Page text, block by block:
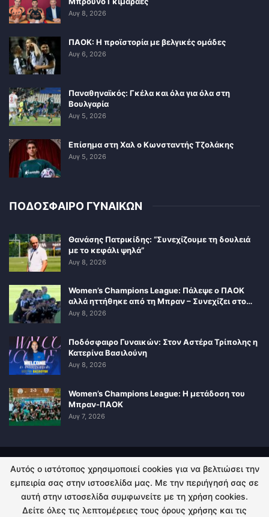
Αυγ 8, 2026
ΠΑΟΚ: Η προϊστορία με βελγικές ομάδες
Αυγ 6, 2026
Παναθηναϊκός: Γκέλα και όλα για όλα στη
Βουλγαρία
Αυγ 5, 2026
Επίσημα στη Χαλ ο Κωνσταντής Τζολάκης
Αυγ 5, 2026
ΠΟΔΟΣΦΑΙΡΟ ΓΥΝΑΙΚΩΝ
Θανάσης Πατρικίδης: “Συνεχίζουμε τη δουλειά
με το κεφάλι ψηλά”
Αυγ 8, 2026
Women’s Champions League: Πάλεψε ο ΠΑΟΚ
αλλά ηττήθηκε από τη Μπραν – Συνεχίζει στο…
Αυγ 8, 2026
Ποδόσφαιρο Γυναικών: Στον Αστέρα Τρίπολης η
Κατερίνα Βασιλούνη
Αυγ 8, 2026
Women’s Champions League: Η μετάδοση του
Μπραν-ΠΑΟΚ
Αυγ 7, 2026
ΠΟΛΙΤΙΚΗ ΑΠΟΡΡΗΤΟΥ ΕΠΙΚΟΙΝΩΝΙΑ
© 2026 - Kingsport.gr. All Rights Reserved.
Αυτός ο ιστότοπος χρησιμοποιεί cookies για να βελτιώσει την
εμπειρία σας στην ιστοσελίδα μας. Με την περιήγησή σας σε
αυτή στην ιστοσελίδα συμφωνείτε με τη χρήση cookies.
Δείτε όλες τις λεπτομέρειες τους όρους χρήσης και τις